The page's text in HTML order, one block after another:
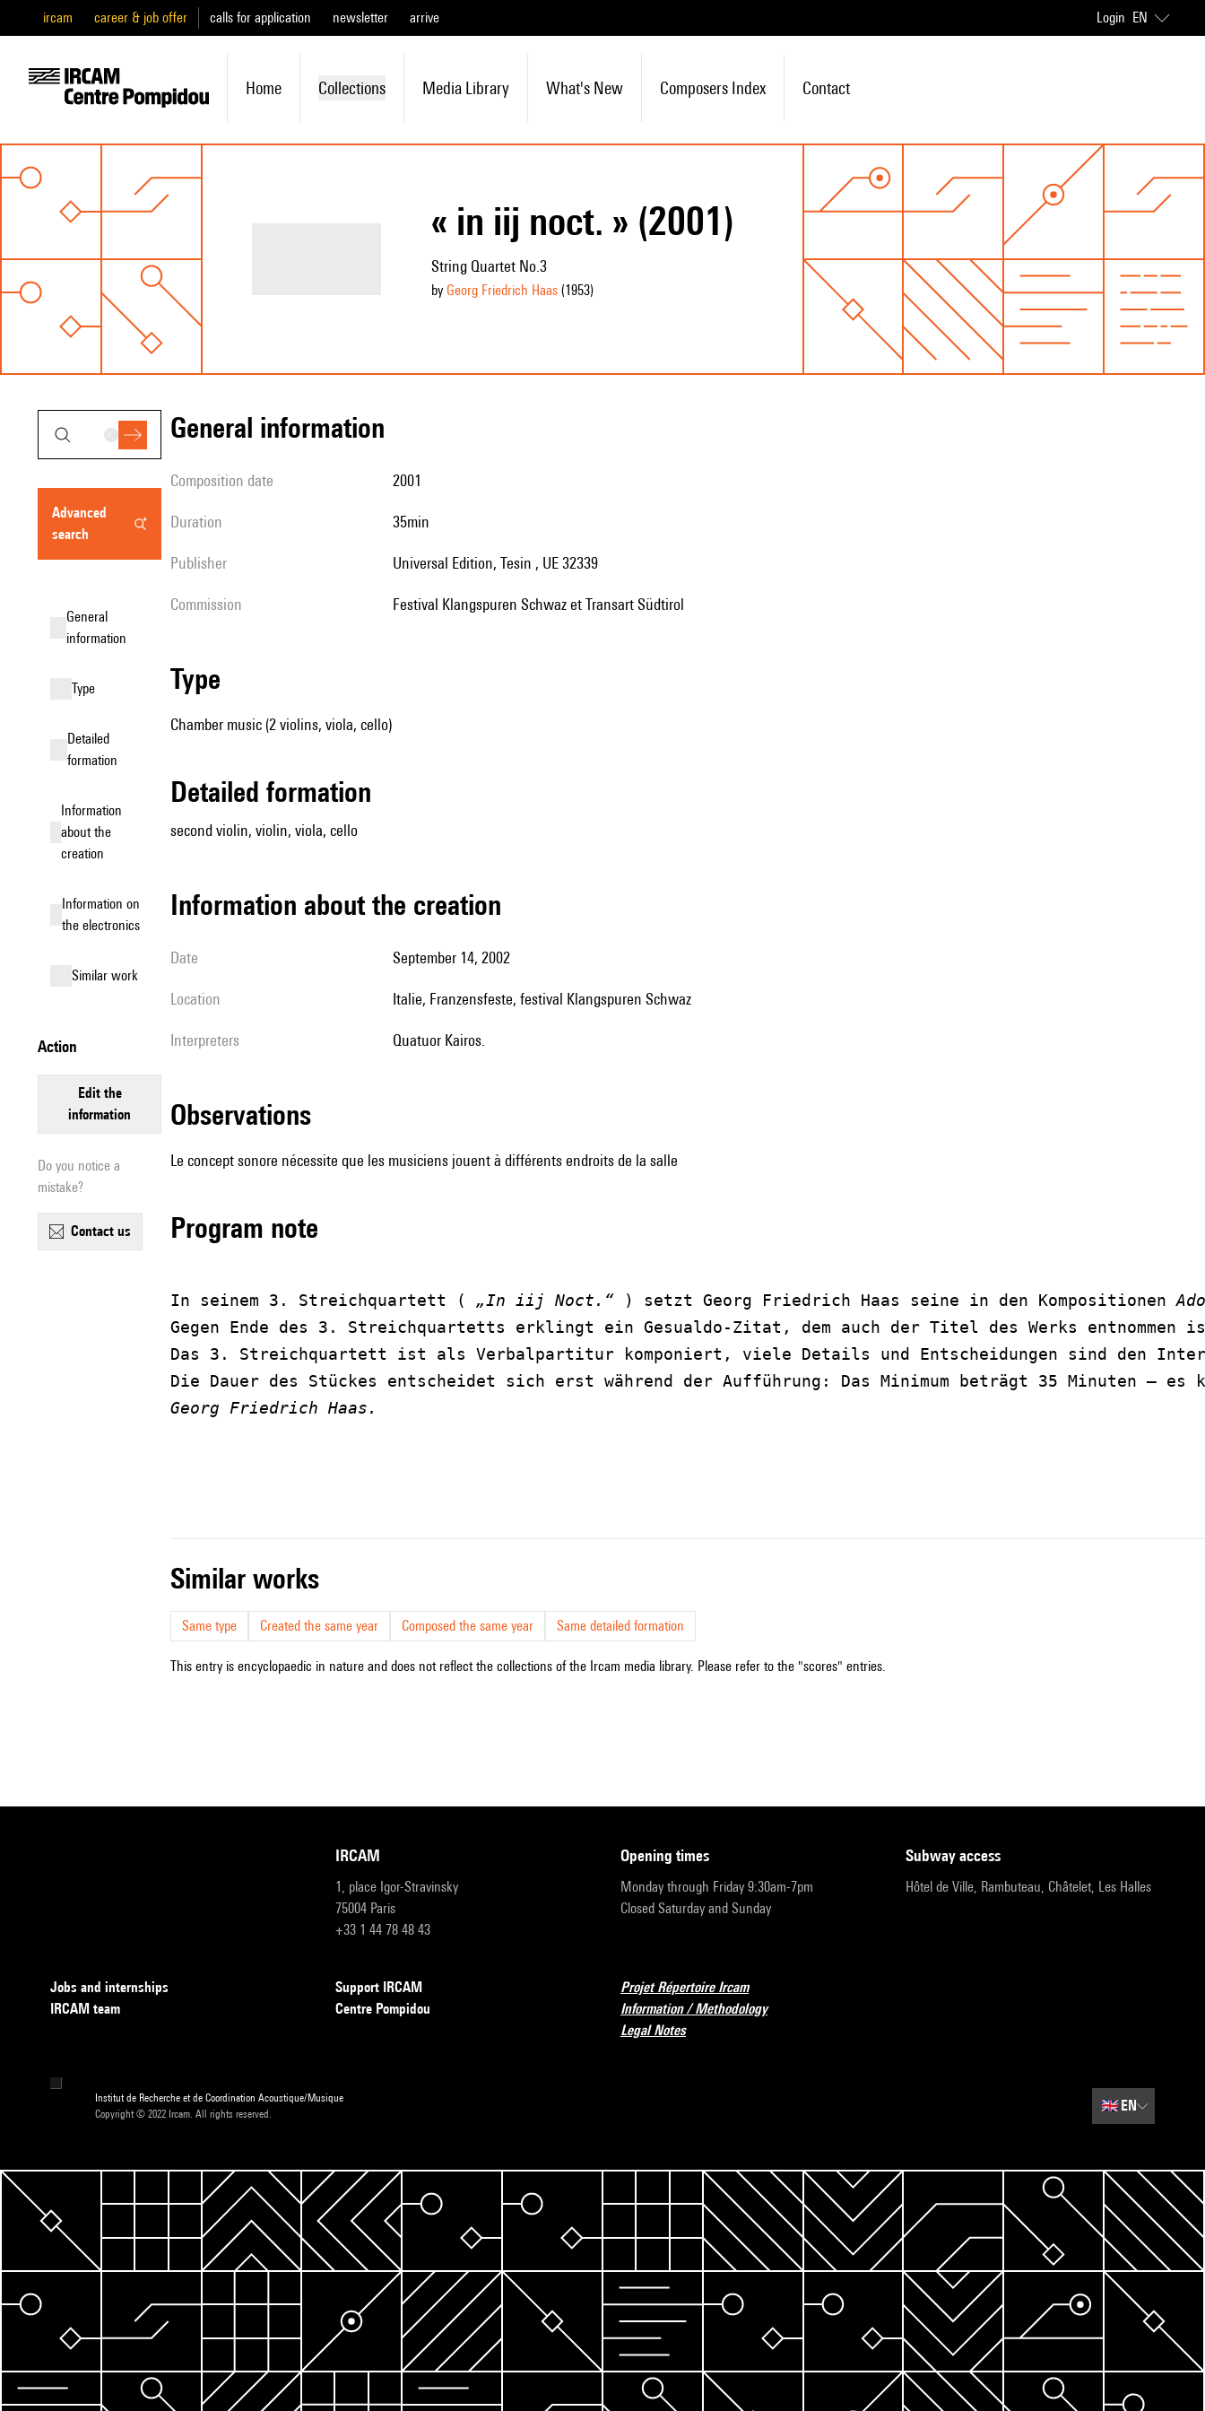
ircam career & job offer calls for application newsletter arrive Login EN
Home Collections Media Library What's New Composers Index Contact
« in iij noct. » (2001)
String Quartet No.3
by Georg Friedrich Haas(1953)
advanced
search
general
information
type
detailed
formation
information
about the
creation
Information on
the electronics
similar work
action
edit the
information
Do you notice a
mistake?
contact us
general information
composition date 2001
duration 35min
publisher Universal Edition, Tesin , UE 32339
Commission Festival Klangspuren Schwaz et Transart Südtirol
type
Chamber music (2 violins, viola, cello)
detailed formation
second violin, violin, viola, cello
information about the creation
date September 14, 2002
location Italie, Franzensfeste, festival Klangspuren Schwaz
interpreters quatuor Kairos.
observations
Le concept sonore nécessite que les musiciens jouent à différents endroits de la salle
Program note
In seinem 3. Streichquartett ( „In iij Noct.“ ) setzt Georg Friedrich Haas seine in den Kompositionen
Gegen Ende des 3. Streichquartetts erklingt ein Gesualdo-Zitat, dem auch der Titel des Werks
Das 3. Streichquartett ist als Verbalpartitur komponiert, viele Details und Entscheidungen sind den
Die Dauer des Stückes entscheidet sich erst während der Aufführung: Das Minimum beträgt 35 Minuten –
Georg Friedrich Haas.
similar works
Same type Created the same year Composed the same year Same detailed formation
This entry is encyclopaedic in nature and does not reflect the collections of the Ircam media library. Please refer to the "scores" entries.
IRCAM
1, place Igor-Stravinsky
75004 Paris
+33 1 44 78 48 43
opening times
Monday through Friday 9:30am-7pm
Closed Saturday and Sunday
subway access
Hôtel de Ville, Rambuteau, Châtelet, Les Halles
Jobs and internships
IRCAM team
Support IRCAM
Centre Pompidou
Projet Répertoire Ircam
Information / Methodology
Legal Notes
Institut de Recherche et de Coordination Acoustique/Musique
Copyright © 2022 Ircam. All rights reserved.
🇬🇧EN